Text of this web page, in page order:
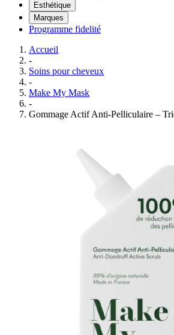
Esthétique
Marques
Programme fidelité
Accueil
-
Soins pour cheveux
-
Make My Mask
-
Gommage Actif Anti-Pelliculaire –